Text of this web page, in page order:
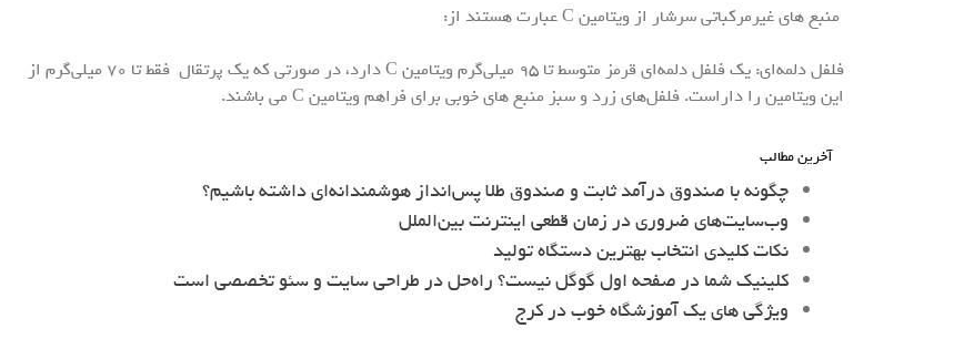
منبع های غیرمرکباتی سرشار از ویتامین C عبارت هستند از:
فلفل دلمه‌ای: یک فلفل دلمه‌ای قرمز متوسط تا ۹۵ میلی‌گرم ویتامین C دارد، در صورتی که یک پرتقال فقط تا ۷۰ میلی‌گرم از
این ویتامین را داراست. فلفل‌های زرد و سبز منبع های خوبی‌ برای فراهم ویتامین C می باشند.
آخرین مطالب
چگونه با صندوق درآمد ثابت و صندوق طلا پس‌انداز هوشمندانه‌ای داشته باشیم؟
وب‌سایت‌های ضروری در زمان قطعی اینترنت بین‌الملل
نکات کلیدی انتخاب بهترین دستگاه تولید
کلینیک شما در صفحه اول گوگل نیست؟ راه‌حل در طراحی سایت و سئو تخصصی است
ویژگی های یک آموزشگاه خوب در کرج